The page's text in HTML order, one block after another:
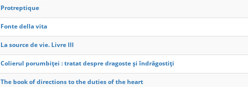
Protreptique
Fonte della vita
La source de vie. Livre III
Colierul porumbiţei : tratat despre dragoste şi îndrăgostiţi
The book of directions to the duties of the heart